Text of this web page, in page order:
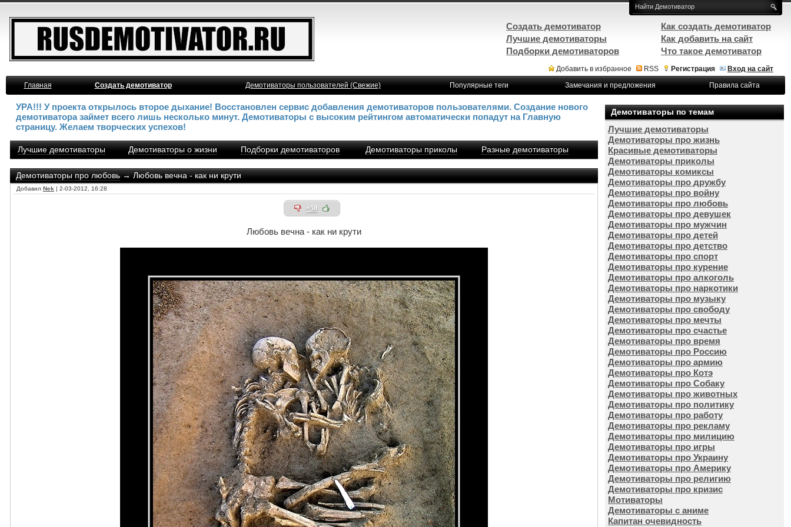
Добавить в избранное RSS Регистрация
Вход на сайт
Главная
Создать демотиватор Демотиваторы пользователей (Свежие) Популярные теги Замечания и предложения Правила сайта
УРА!!! У проекта открылось второе дыхание! Восстановлен сервис добавления демотиваторов пользователями. Создание нового
демотиватора займет всего лишь несколько минут. Демотиваторы с высоким рейтингом автоматически попадут на Главную
страницу. Желаем творческих успехов!
Лучшие демотиваторы Демотиваторы о жизни Подборки демотиваторов Демотиваторы приколы Разные демотиваторы
Демотиваторы про любовь→ Любовь вечна - как ни крути
Добавил Nek | 2-03-2012, 16:28
+50
Любовь вечна - как ни крути
Демотиваторы по темам
Лучшие демотиваторы
Демотиваторы про жизнь
Красивые демотиваторы
Демотиваторы приколы
Демотиваторы комиксы
Демотиваторы про дружбу
Демотиваторы про войну
Демотиваторы про любовь
Демотиваторы про девушек
Демотиваторы про мужчин
Демотиваторы про детей
Демотиваторы про детство
Демотиваторы про спорт
Демотиваторы про курение
Демотиваторы про алкоголь
Демотиваторы про наркотики
Демотиваторы про музыку
Демотиваторы про свободу
Демотиваторы про мечты
Демотиваторы про счастье
Демотиваторы про время
Демотиваторы про Россию
Демотиваторы про армию
Демотиваторы про Котэ
Демотиваторы про Собаку
Демотиваторы про животных
Демотиваторы про политику
Демотиваторы про работу
Демотиваторы про рекламу
Демотиваторы про милицию
Демотиваторы про игры
Демотиваторы про Украину
Демотиваторы про Америку
Демотиваторы про религию
Демотиваторы про кризис
Мотиваторы
Демотиваторы с аниме
Капитан очевидность
Создать демотиватор
Лучшие демотиваторы
Подборки демотиваторов
Как создать демотиватор
Как добавить на сайт
Что такое демотиватор